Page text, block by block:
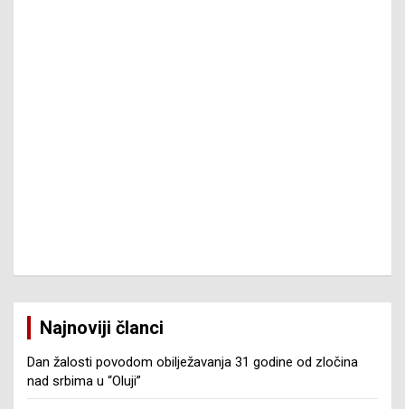
Najnoviji članci
Dan žalosti povodom obilježavanja 31 godine od zločina
nad srbima u “Oluji”